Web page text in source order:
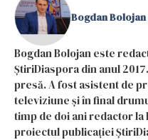
Bogdan Bolojan
Bogdan Bolojan este
ȘtiriDiaspora din anul
presă. A fost asistent de
televiziune și în final
timp de doi ani redactor la
proiectul publicației